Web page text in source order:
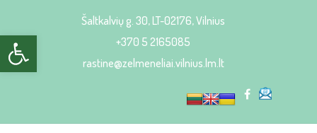
Open toolbar
Šaltkalvių g. 30, LT-02176, Vilnius
+370 5 2165085
rastine@zelmeneliai.vilnius.lm.lt